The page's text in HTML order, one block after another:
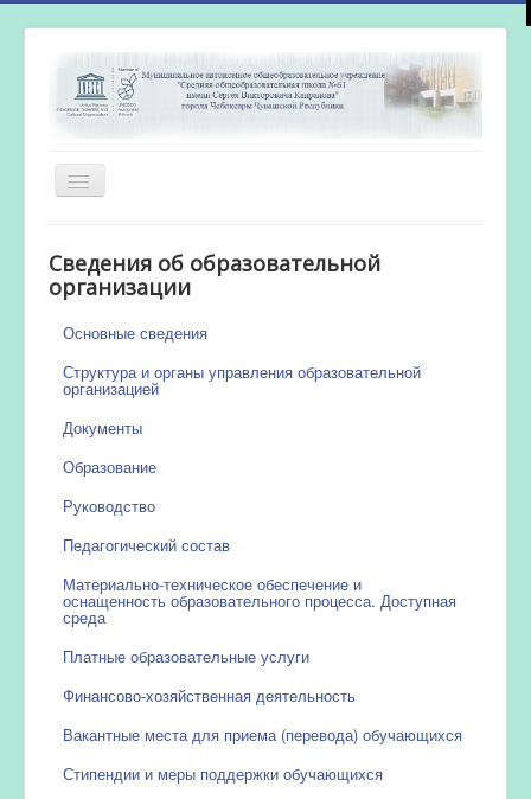
Включить/
выключить
Новости
Сведения об образовательной
организации
Основные сведения
Структура и органы управления образовательной
организацией
Документы
Образование
Руководство
Педагогический состав
Материально-техническое обеспечение и
оснащенность образовательного процесса. Доступная
среда
Платные образовательные услуги
Финансово-хозяйственная деятельность
Вакантные места для приема (перевода) обучающихся
Стипендии и меры поддержки обучающихся